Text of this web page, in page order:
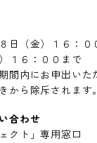
日（金）１６：０
１６：００まで
間内にお申出いた
から除斥されます。
合わせ
クト」専用窓口